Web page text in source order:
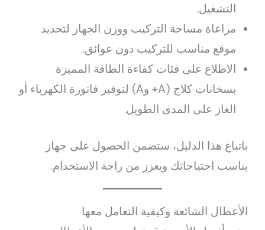
التشغيل.
مراعاة مساحة التركيب ووزن الجهاز لتحديد
موقع مناسب للتركيب دون عوائق.
الاطلاع على فئات كفاءة الطاقة المميزة
بسخانات كلاج (A+ وA) لتوفير فاتورة الكهرباء أو
الغاز على المدى الطويل.
باتباع هذا الدليل، ستضمن الحصول على جهاز
يناسب احتياجاتك ويعزز من راحة الاستخدام.
الأعطال الشائعة وكيفية التعامل معها